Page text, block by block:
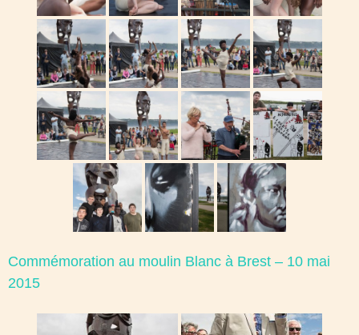
Commémoration au moulin Blanc à Brest – 10 mai
2015